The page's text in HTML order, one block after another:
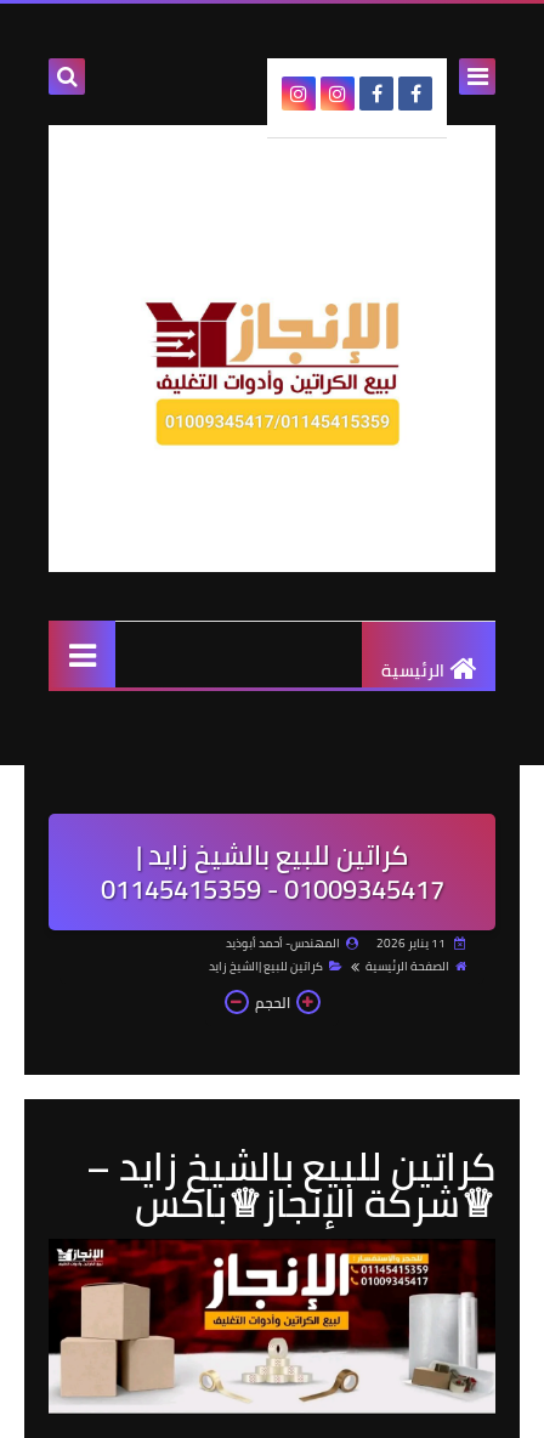
الرئيسية
كراتين للبيع بالشيخ زايد |
01009345417 - 01145415359
المهندس- أحمد أبوذيد
الصفحة الرئيسية
كراتين للبيع |الشيخ زايد
الحجم
كراتين للبيع بالشيخ زايد –
♕شركة الإنجاز♕باكس